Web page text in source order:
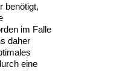
benötigt,
im Falle
daher
eine